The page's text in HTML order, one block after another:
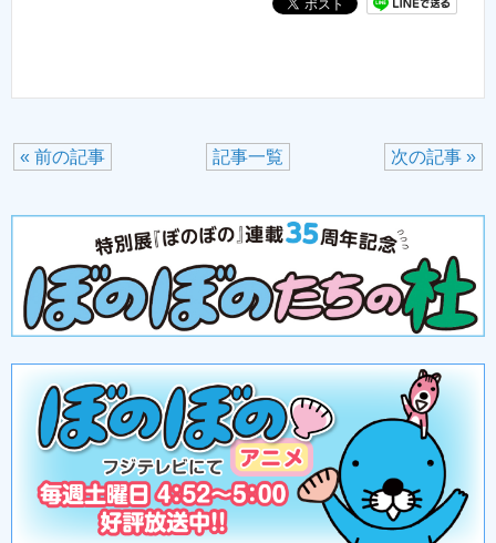
次の記事 »
記事一覧
« 前の記事